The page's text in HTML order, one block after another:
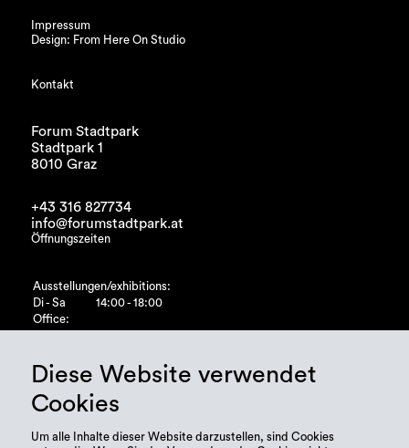
Impressum
Design: From Here On Studio
Kontakt
Forum Stadtpark
Stadtpark 1
8010 Graz
+43 316 827734
info@forumstadtpark.at
Öffnungszeiten
Ausstellungen/exhibitions:
Di - Sa
14:00 - 18:00
Office:
Diese Website verwendet
Cookies
Um alle Inhalte dieser Website darzustellen, sind Cookies